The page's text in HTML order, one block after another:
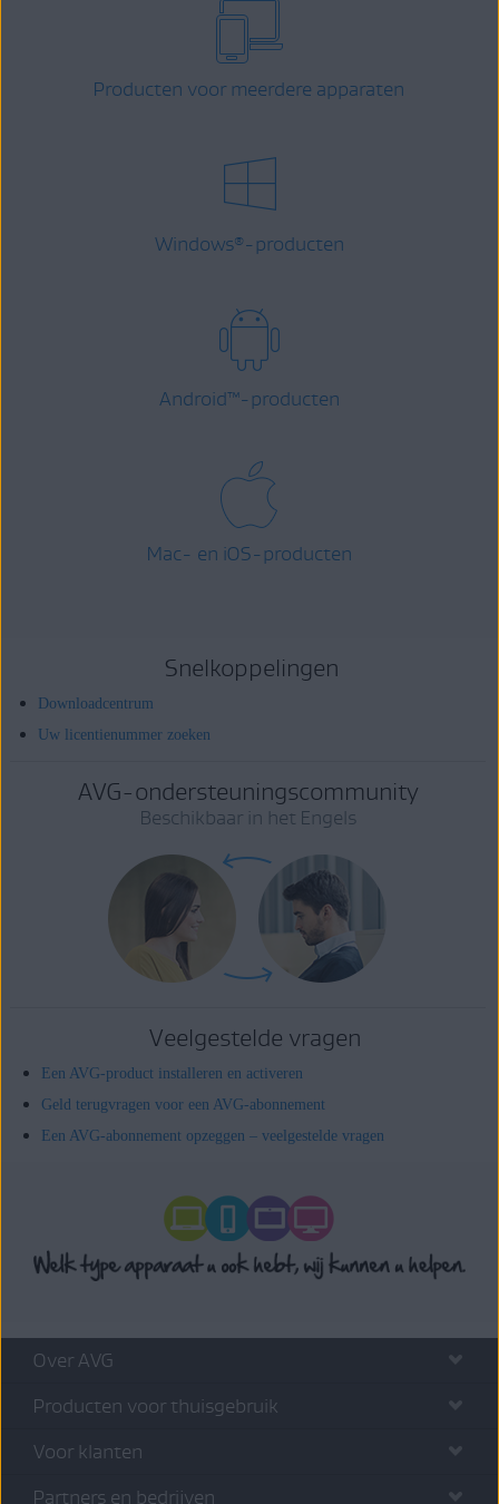
Producten voor meerdere apparaten
Windows® -producten
Android™-producten
Mac- en iOS-producten
Snelkoppelingen
Downloadcentrum
Uw licentienummer zoeken
AVG-ondersteuningscommunity
Beschikbaar in het Engels
Veelgestelde vragen
Een AVG-product installeren en activeren
Geld terugvragen voor een AVG-abonnement
Een AVG-abonnement opzeggen – veelgestelde vragen
Over AVG
Producten voor thuisgebruik
Voor klanten
Partners en bedrijven